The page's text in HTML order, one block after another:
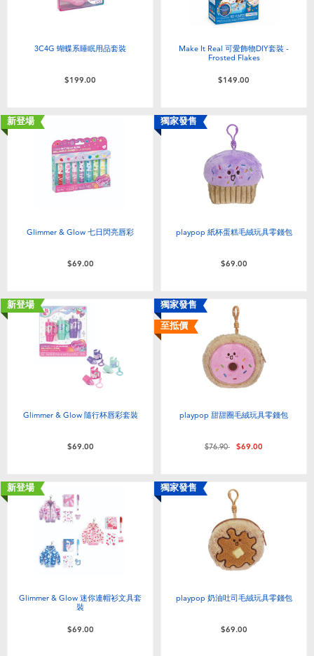
3C4G 蝴蝶系睡眠用品套裝
$199.00
Make It Real 可愛飾物DIY套裝 -
Frosted Flakes
$149.00
新登場
Glimmer & Glow 七日閃亮唇彩
$69.00
獨家發售
playpop 紙杯蛋糕毛絨玩具零錢包
$69.00
新登場
Glimmer & Glow 隨行杯唇彩套裝
$69.00
獨家發售
至抵價
playpop 甜甜圈毛絨玩具零錢包
價格從
$76.90至$69.00
新登場
Glimmer & Glow 迷你連帽衫文具套
裝
$69.00
獨家發售
playpop 奶油吐司毛絨玩具零錢包
$69.00